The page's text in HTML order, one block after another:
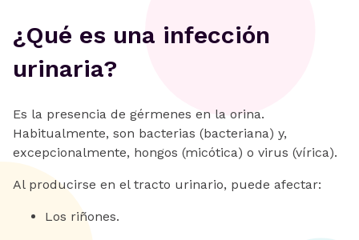
¿Qué es una infección
urinaria?
Es la presencia de gérmenes en la orina.
Habitualmente, son bacterias (bacteriana) y,
excepcionalmente, hongos (micótica) o virus (vírica).
Al producirse en el tracto urinario, puede afectar:
Los riñones.